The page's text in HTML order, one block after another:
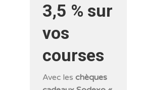
3,5 % sur
vos
courses
Avec leschèques